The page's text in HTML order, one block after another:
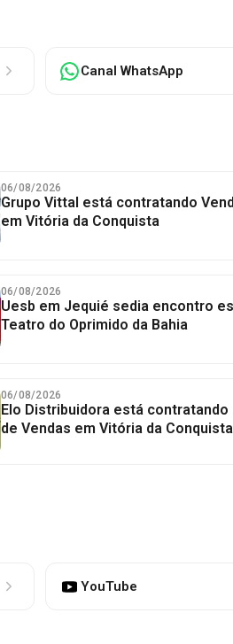
Canal WhatsApp
06/08/2026
Grupo Vittal está contratando
em Vitória da Conquista
06/08/2026
Uesb em Jequié sedia encontro
Teatro do Oprimido da Bahia
06/08/2026
Elo Distribuidora está
de Vendas em Vitória da Conquista
YouTube